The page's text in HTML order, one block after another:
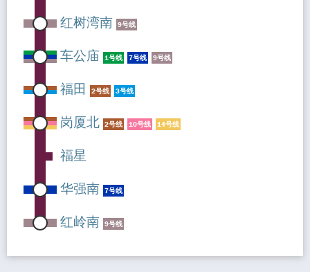
红树湾南 9号线
车公庙 1号线 7号线 9号线
福田 2号线 3号线
岗厦北 2号线 10号线 14号线
福星
华强南 7号线
红岭南 9号线